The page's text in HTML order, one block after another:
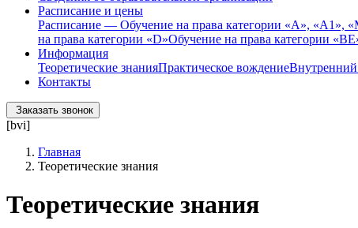
Расписание и цены
Расписание — Обучение на права категории «A», «A1»,
на права категории «D»Обучение на права категории
Информация
Теоретические знанияПрактическое вождениеВнутренний
Контакты
Заказать звонок
[bvi]
Главная
Теоретические знания
Теоретические знания